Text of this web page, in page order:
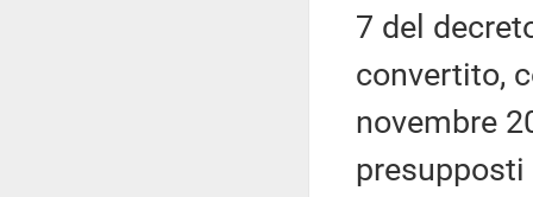
7 del
convertito,
novembre